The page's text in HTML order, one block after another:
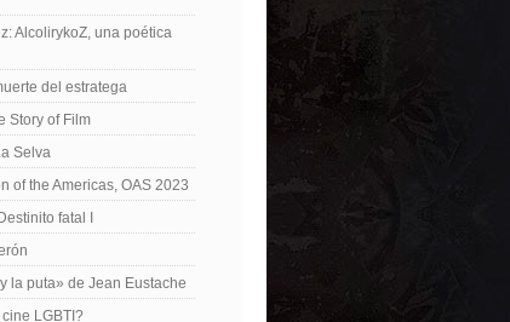
AlcolirykoZ, una poética
del estratega
Story of Film
Selva
of the Americas, OAS 2023
fatal I
la puta» de Jean Eustache
LGBTI?